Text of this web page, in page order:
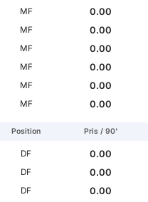
MF
0.00
MF
0.00
MF
0.00
MF
0.00
MF
0.00
MF 0.00
Position Pris / 90'
DF
0.00
DF
0.00
DF
0.00